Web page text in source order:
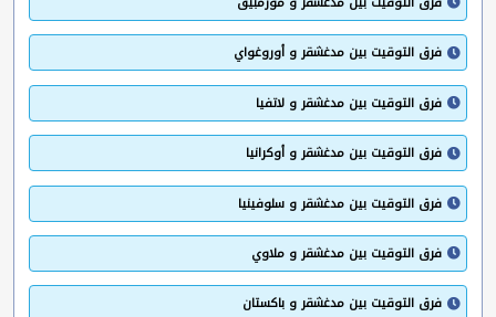
فرق التوقيت بين مدغشقر و أوروغواي
فرق التوقيت بين مدغشقر و لاتفيا
فرق التوقيت بين مدغشقر و أوكرانيا
فرق التوقيت بين مدغشقر و سلوفينيا
فرق التوقيت بين مدغشقر و ملاوي
فرق التوقيت بين مدغشقر و باكستان